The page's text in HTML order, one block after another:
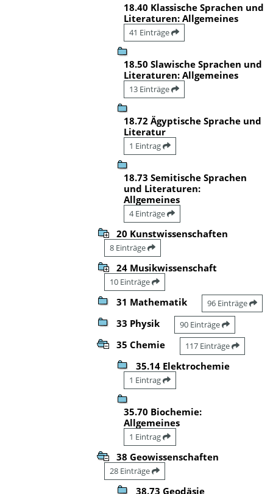
18.40 Klassische Sprachen und
Literaturen: Allgemeines
41 Einträge
18.50 Slawische Sprachen und
Literaturen: Allgemeines
13 Einträge
18.72 Ägyptische Sprache und
Literatur
1 Eintrag
18.73 Semitische Sprachen
und Literaturen:
Allgemeines
4 Einträge
20 Kunstwissenschaften
8 Einträge
24 Musikwissenschaft
10 Einträge
31 Mathematik 96 Einträge
33 Physik 90 Einträge
35 Chemie 117 Einträge
35.14 Elektrochemie
1 Eintrag
35.70 Biochemie:
Allgemeines
1 Eintrag
38 Geowissenschaften
28 Einträge
38.73 Geodäsie